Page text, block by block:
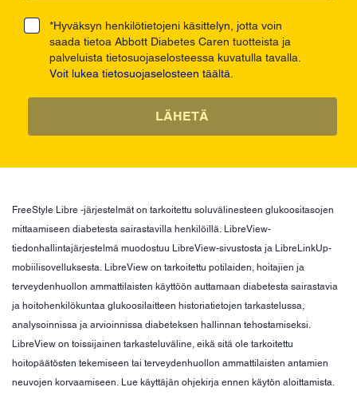
*Hyväksyn henkilötietojeni käsittelyn, jotta voin
saada tietoa Abbott Diabetes Caren tuotteista ja
palveluista tietosuojaselosteessa kuvatulla tavalla.
Voit lukea tietosuojaselosteen täältä
LÄHETÄ
FreeStyle Libre -järjestelmät on tarkoitettu soluvälinesteen glukoositasojen
mittaamiseen diabetesta sairastavilla henkilöillä. LibreView-
tiedonhallintajärjestelmä muodostuu LibreView-sivustosta ja LibreLinkUp-
mobiilisovelluksesta. LibreView on tarkoitettu potilaiden, hoitajien ja
terveydenhuollon ammattilaisten käyttöön auttamaan diabetesta sairastavia
ja hoitohenkilökuntaa glukoosilaitteen historiatietojen tarkastelussa,
analysoinnissa ja arvioinnissa diabeteksen hallinnan tehostamiseksi.
LibreView on toissijainen tarkasteluväline, eikä sitä ole tarkoitettu
hoitopäätösten tekemiseen tai terveydenhuollon ammattilaisten antamien
neuvojen korvaamiseen. Lue käyttäjän ohjekirja ennen käytön aloittamista.